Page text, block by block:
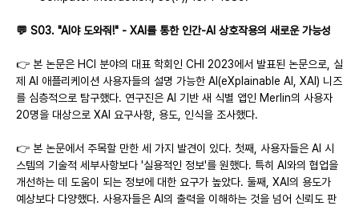
💬 S03. "AI야 도와줘!" - XAI를 통한 인간-AI 상호작용의 새로운 가능성
👉 본 논문은 HCI 분야의 대표 학회인 CHI 2023에서 발표된 논문으로, 실
제 AI 애플리케이션 사용자들의 설명 가능한 AI(eXplainable AI, XAI) 니즈
를 심층적으로 탐구했다. 연구진은 AI 기반 새 식별 앱인 Merlin의 사용자
20명을 대상으로 XAI 요구사항, 용도, 인식을 조사했다.
👉 본 논문에서 주목할 만한 세 가지 발견이 있다. 첫째, 사용자들은 AI 시
스템의 기술적 세부사항보다 '실용적인 정보'를 원했다. 특히 AI와의 협업을
개선하는 데 도움이 되는 정보에 대한 요구가 높았다. 둘째, XAI의 용도가
예상보다 다양했다. 사용자들은 AI의 출력을 이해하는 것을 넘어 신뢰도 판